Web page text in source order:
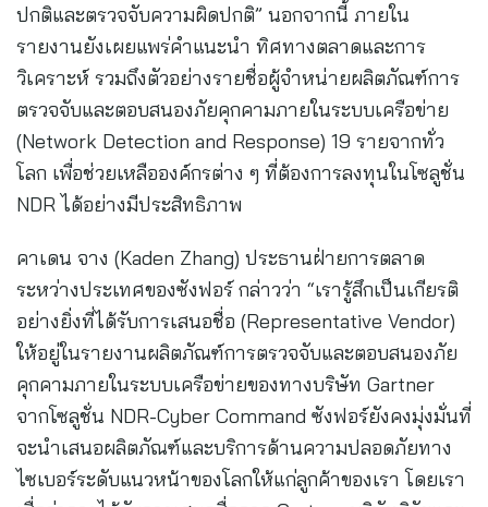
ปกติและตรวจจับความผิดปกติ” นอกจากนี้ ภายใน
รายงานยังเผยแพร่คำแนะนำ ทิศทางตลาดและการ
วิเคราะห์ รวมถึงตัวอย่างรายชื่อผู้จำหน่ายผลิตภัณฑ์การ
ตรวจจับและตอบสนองภัยคุกคามภายในระบบเครือข่าย
(Network Detection and Response) 19 รายจากทั่ว
โลก เพื่อช่วยเหลือองค์กรต่าง ๆ ที่ต้องการลงทุนในโซลูชั่น
NDR ได้อย่างมีประสิทธิภาพ
คาเดน จาง (Kaden Zhang) ประธานฝ่ายการตลาด
ระหว่างประเทศของซังฟอร์ กล่าวว่า “เรารู้สึกเป็นเกียรติ
อย่างยิ่งที่ได้รับการเสนอชื่อ (Representative Vendor)
ให้อยู่ในรายงานผลิตภัณฑ์การตรวจจับและตอบสนองภัย
คุกคามภายในระบบเครือข่ายของทางบริษัท Gartner
จากโซลูชั่น NDR-Cyber Command ซังฟอร์ยังคงมุ่งมั่นที่
จะนำเสนอผลิตภัณฑ์และบริการด้านความปลอดภัยทาง
ไซเบอร์ระดับแนวหน้าของโลกให้แก่ลูกค้าของเรา โดยเรา